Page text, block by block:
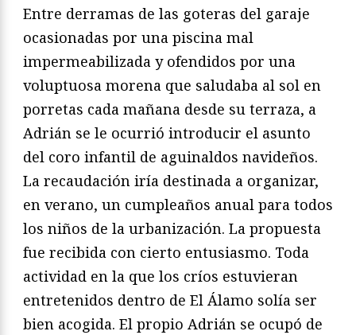
Entre derramas de las goteras del garaje
ocasionadas por una piscina mal
impermeabilizada y ofendidos por una
voluptuosa morena que saludaba al sol en
porretas cada mañana desde su terraza, a
Adrián se le ocurrió introducir el asunto
del coro infantil de aguinaldos navideños.
La recaudación iría destinada a organizar,
en verano, un cumpleaños anual para todos
los niños de la urbanización. La propuesta
fue recibida con cierto entusiasmo. Toda
actividad en la que los críos estuvieran
entretenidos dentro de El Álamo solía ser
bien acogida. El propio Adrián se ocupó de